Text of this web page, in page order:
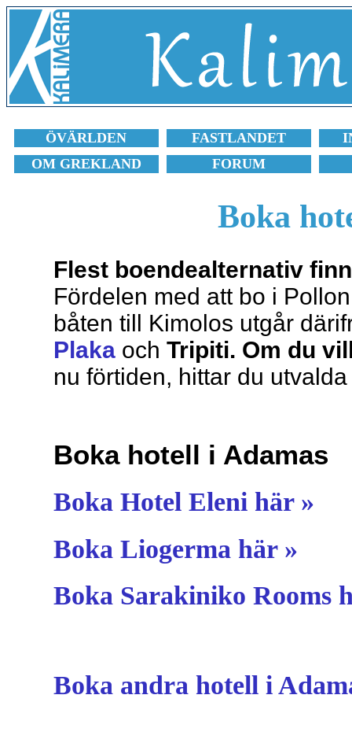
ÖVÄRLDEN FASTLANDET
OM GREKLAND
FORUM
Boka
Flest boendealternativ
Fördelen med att bo i
båten till Kimolos utgår
Plaka och Tripiti. Om du
nu förtiden, hittar du
Boka hotell i Adamas
Boka Hotel Eleni här »
Boka Liogerma här »
Boka Sarakiniko Rooms
Boka andra hotell i